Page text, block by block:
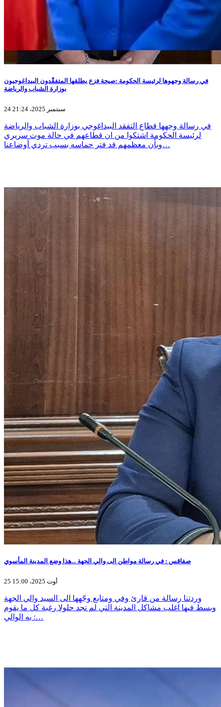
في رسالة وجهوها لرئيسة الحكومة :صيحة فزع يطلقها المتفقّدون البيداغوجيون
بوزارة الشباب والرياضة
24 سبتمبر 2025، 21:24
في رسالة وجهها قطاع التفقد البيداغوجي بوزارة الشباب والرياضة
لرئيسة الحكومة اشتكوا من ان قطاعهم في حالة موت سريري
وبأن معظمهم قد فتر حماسه بسبب تردي أوضاعنا…
صفاقس : في رسالة مواطن الى والي الجهة ...هذا وضع المدينة المأسوي
25 أوت 2025، 15:00
وردتنا رسالة من قارئ وفي ومتابع وجّهها الى السيد والي الجهة
وبسط فيها اغلب مشاكل المدينة التي لم تجد حلولا رغبة كل ما يقوم
به الوالي :…